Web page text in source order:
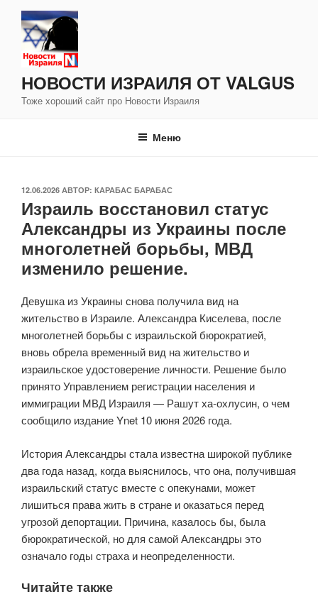
Перейти
содержимому
НОВОСТИ ИЗРАИЛЯ ОТ VALGUS
Тоже хороший сайт про Новости Израиля
Меню
ОПУБЛИКОВАНО
12.06.2026 АВТОР: КАРАБАС БАРАБАС
Израиль восстановил статус
Александры из Украины после
многолетней борьбы, МВД
изменило решение.
Девушка из Украины снова получила вид на
жительство в Израиле. Александра Киселева, после
многолетней борьбы с израильской бюрократией,
вновь обрела временный вид на жительство и
израильское удостоверение личности. Решение было
принято Управлением регистрации населения и
иммиграции МВД Израиля — Рашут ха-охлусин, о чем
сообщило издание Ynet 10 июня 2026 года.
История Александры стала известна широкой публике
два года назад, когда выяснилось, что она, получившая
израильский статус вместе с опекунами, может
лишиться права жить в стране и оказаться перед
угрозой депортации. Причина, казалось бы, была
бюрократической, но для самой Александры это
означало годы страха и неопределенности.
Читайте также